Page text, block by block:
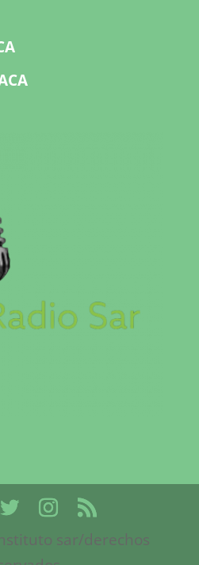
sar/derechos